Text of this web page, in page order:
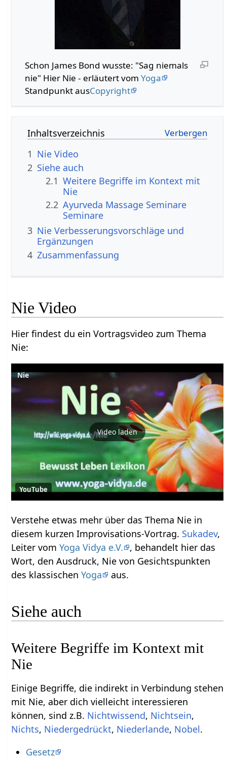
Schon James Bond wusste: "Sag niemals
nie" Hier Nie‏‎ - erläutert vom Yoga
Standpunkt ausCopyright
Inhaltsverzeichnis
1
Nie‏‎ Video
2 Siehe auch
2.1 Weitere Begriffe im Kontext mit
2.2 Ayurveda Massage Seminare
Seminare
3 Nie‏‎ Verbesserungsvorschläge und
Ergänzungen
4 Zusammenfassung
Nie‏‎ Video
Hier findest du ein Vortragsvideo zum Thema
Nie‏‎:
Nie
Video laden
YouTube
Verstehe etwas mehr über das Thema Nie‏‎ in
diesem kurzen Improvisations-Vortrag. Sukadev,
Leiter vomYoga Vidya e.V.
, behandelt hier das
Wort, den Ausdruck, Nie‏‎ von Gesichtspunkten
des klassischenYoga aus.
Siehe auch
Weitere Begriffe im Kontext mit
Einige Begriffe, die indirekt in Verbindung stehen
mit Nie‏‎, aber dich vielleicht interessieren
können, sind z.B.
,
,
, , ,
.
Gesetz